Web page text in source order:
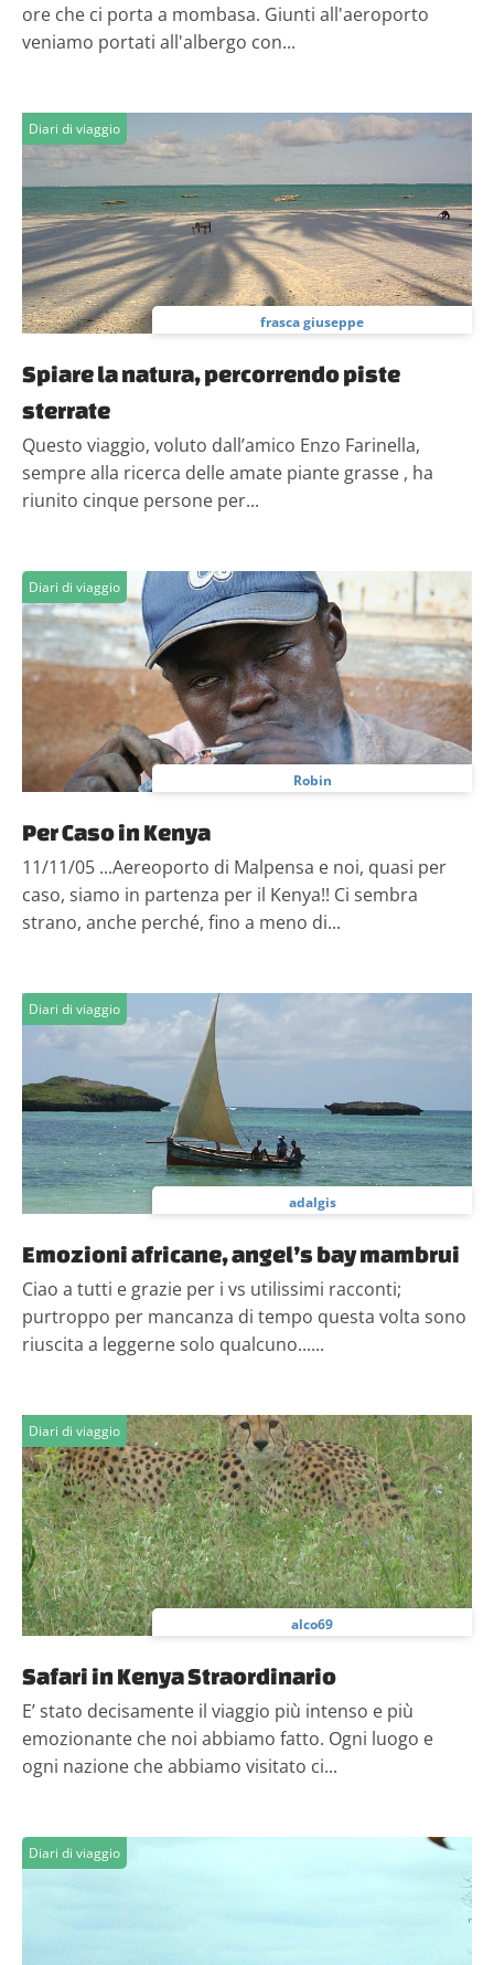
ore che ci porta a mombasa. Giunti all'aeroporto
veniamo portati all'albergo con...
Diari di viaggio
frasca giuseppe
Spiare la natura, percorrendo piste
sterrate
Questo viaggio, voluto dall’amico Enzo Farinella,
sempre alla ricerca delle amate piante grasse , ha
riunito cinque persone per...
Diari di viaggio
Robin
Per Caso in Kenya
11/11/05 ...Aereoporto di Malpensa e noi, quasi per
caso, siamo in partenza per il Kenya!! Ci sembra
strano, anche perché, fino a meno di...
Diari di viaggio
adalgis
Emozioni africane, angel’s bay mambrui
Ciao a tutti e grazie per i vs utilissimi racconti;
purtroppo per mancanza di tempo questa volta sono
riuscita a leggerne solo qualcuno......
Diari di viaggio
alco69
Safari in Kenya Straordinario
E’ stato decisamente il viaggio più intenso e più
emozionante che noi abbiamo fatto. Ogni luogo e
ogni nazione che abbiamo visitato ci...
Diari di viaggio